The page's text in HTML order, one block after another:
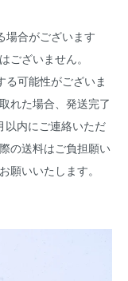
場合がございます
ございません。
可能性がございま
れた場合、発送完了
以内にご連絡いただ
の送料はご負担願い
願いいたします。